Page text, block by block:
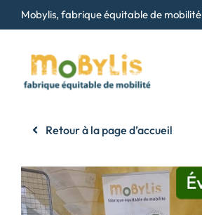
Passer
au
Mobylis, fabrique équitable de mobilité
Maison du Vélo
Retour à la page d’accueil